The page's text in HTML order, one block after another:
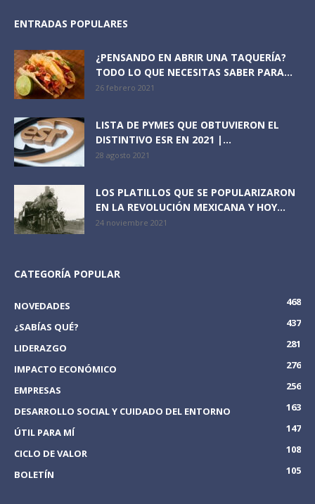
ENTRADAS POPULARES
¿PENSANDO EN ABRIR UNA TAQUERÍA?
TODO LO QUE NECESITAS SABER PARA...
26 febrero 2021
LISTA DE PYMES QUE OBTUVIERON EL
DISTINTIVO ESR EN 2021 |...
28 agosto 2021
LOS PLATILLOS QUE SE POPULARIZARON
EN LA REVOLUCIÓN MEXICANA Y HOY...
24 noviembre 2021
CATEGORÍA POPULAR
NOVEDADES
468
¿SABÍAS QUÉ?
437
LIDERAZGO
281
IMPACTO ECONÓMICO
276
EMPRESAS
256
DESARROLLO SOCIAL Y CUIDADO DEL ENTORNO
163
ÚTIL PARA MÍ
147
CICLO DE VALOR
108
BOLETÍN
105